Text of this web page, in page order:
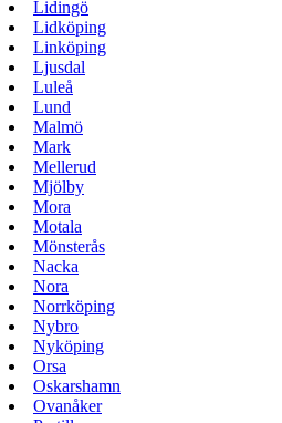
Lidingö
Lidköping
Linköping
Ljusdal
Luleå
Lund
Malmö
Mark
Mellerud
Mjölby
Mora
Motala
Mönsterås
Nacka
Nora
Norrköping
Nybro
Nyköping
Orsa
Oskarshamn
Ovanåker